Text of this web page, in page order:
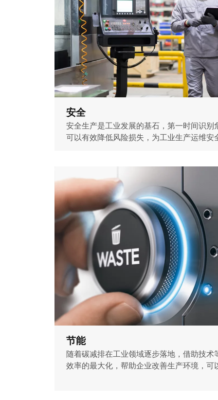
安全
安全生产是工业发展的基石，第一时间识
可以有效降低风险损失，为工业生产运维安
节能
随着碳减排在工业领域逐步落地，借助技
效率的最大化，帮助企业改善生产环境，可